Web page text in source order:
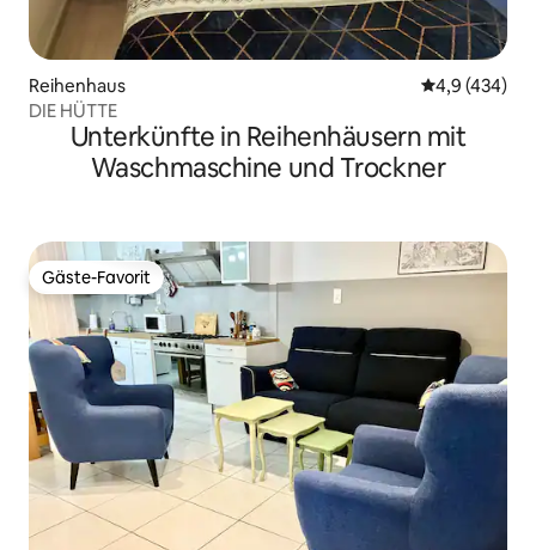
Reihenhaus
4,9 (434)
DIE HÜTTE
Unterkünfte in Reihenhäusern mit
Waschmaschine und Trockner
Gäste-Favorit
Gäste-Favorit